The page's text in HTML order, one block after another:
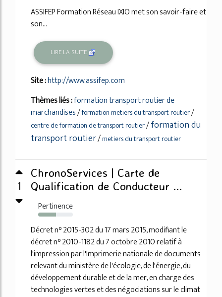
ASSIFEP Formation Réseau IXIO met son savoir-faire et
son...
LIRE LA SUITE
Site :http://www.assifep.com
Thèmes liés :formation transport routier de
marchandises/formation metiers du transport routier/
centre de formation de transport routier/formation du
transport routier/metiers du transport routier
1
ChronoServices | Carte de
Qualification de Conducteur ...
Pertinence
52%
Décret n° 2015-302 du 17 mars 2015, modifiant le
décret n° 2010-1182 du 7 octobre 2010 relatif à
l'impression par l'Imprimerie nationale de documents
relevant du ministère de l'écologie, de l'énergie, du
développement durable et de la mer, en charge des
technologies vertes et des négociations sur le climat